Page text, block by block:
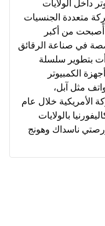
داخل الولايات
متعددة الجنسيات
من أكبر
في صناعة الرقائق
بتطوير سلسلة
أجهزة الكمبيوتر
مثل آبل،
الأمريكية خلال عام
بالولايات
ناسداك وهونج